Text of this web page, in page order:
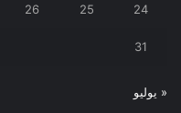
24
25
26
31
« يوليو